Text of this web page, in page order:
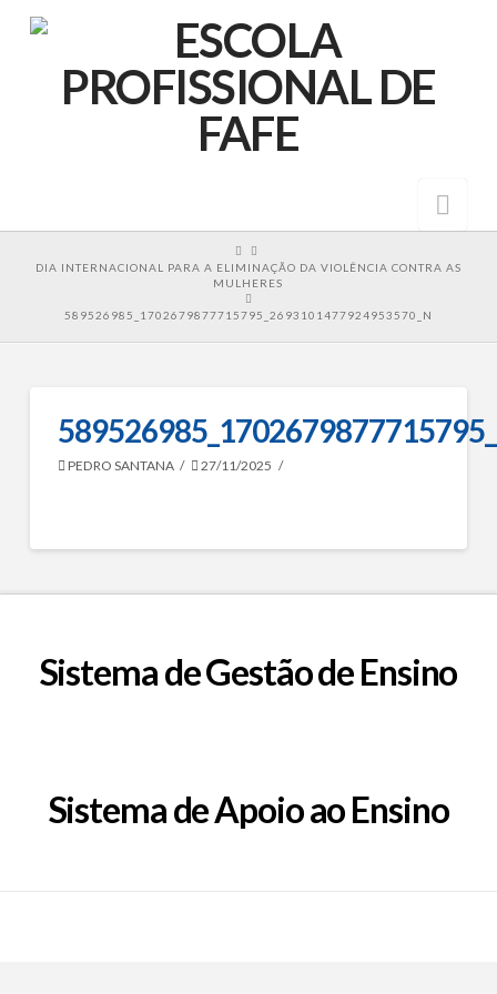
HOME
DIA INTERNACIONAL PARA A ELIMINAÇÃO DA VIOLÊNCIA CONTRA AS
MULHERES
589526985_1702679877715795_2693101477924953570_N
PEDRO SANTANA 27/11/2025
Sistema de Gestão de Ensino
Sistema de Apoio ao Ensino